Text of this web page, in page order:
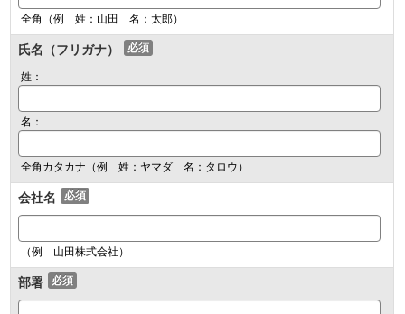
全角（例 姓：山田 名：太郎）
氏名（フリガナ）
必須
姓：
名：
全角カタカナ（例 姓：ヤマダ 名：タロウ）
会社名 必須
（例 山田株式会社）
部署 必須